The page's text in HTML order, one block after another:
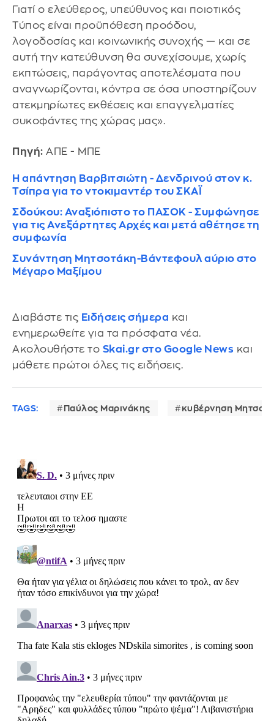
Γιατί ο ελεύθερος, υπεύθυνος και ποιοτικός
Τύπος είναι προϋπόθεση προόδου,
λογοδοσίας και κοινωνικής συνοχής — και σε
αυτή την κατεύθυνση θα συνεχίσουμε, χωρίς
εκπτώσεις, παράγοντας αποτελέσματα που
αναγνωρίζονται, κόντρα σε όσα υποστηρίζουν
ατεκμηρίωτες εκθέσεις και επαγγελματίες
συκοφάντες της χώρας μας».
Πηγή: ΑΠΕ - ΜΠΕ
Η απάντηση Βαρβιτσιώτη - Δενδρινού στον κ.
Τσίπρα για το ντοκιμαντέρ του ΣΚΑΪ
Σδούκου: Αναξιόπιστο το ΠΑΣΟΚ - Συμφώνησε
για τις Ανεξάρτητες Αρχές και μετά αθέτησε τη
συμφωνία
Συνάντηση Μητσοτάκη-Βάντεφουλ αύριο στο
Μέγαρο Μαξίμου
Διαβάστε τις Ειδήσεις σήμερα και
ενημερωθείτε για τα πρόσφατα νέα.
Ακολουθήστε το Skai.gr στο Google News και
μάθετε πρώτοι όλες τις ειδήσεις.
TAGS: Παύλος Μαρινάκης κυβέρνηση